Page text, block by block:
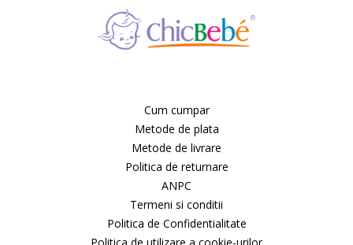
Cum cumpar
Metode de plata
Metode de livrare
Politica de returnare
ANPC
Termeni si conditii
Politica de Confidentialitate
Politica de utilizare a cookie-urilor